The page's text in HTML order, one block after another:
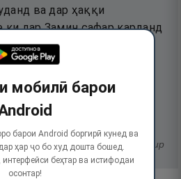
ва дар ҳаққи
ки дар Замин сафар карданд
«Агар онҳо назди мо
ва на кушта
суханро дар дили онҳо
зинда мекунад ва
он чӣ мекунед, биност.
тафсир
мобилӣ барои
барои Android боргирӣ кунед ва
ҳар ҷо бо худ дошта бошед.
беҳтар ва истифодаи
осонтар!